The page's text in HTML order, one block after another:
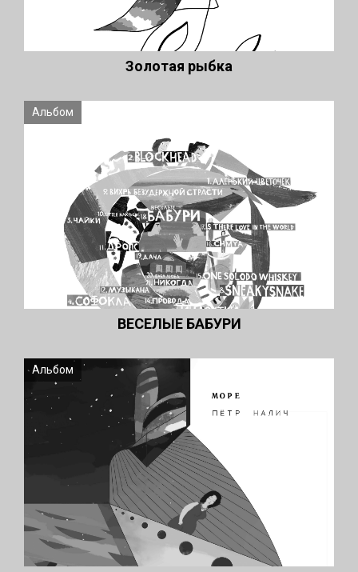
Золотая рыбка
Альбом
ВЕСЕЛЫЕ БАБУРИ
Альбом